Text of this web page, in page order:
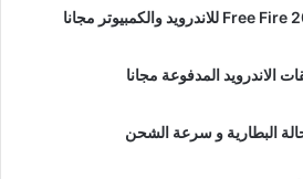
الاندرويد المدفوعة مجانا